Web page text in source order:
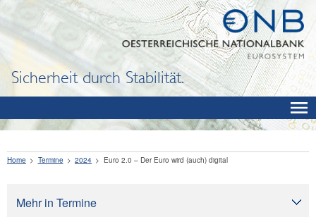
Sicherheit durch Stabilität.
Mehr in Termine
Home Termine 2024 Euro 2.0 – Der Euro wird (auch) digital